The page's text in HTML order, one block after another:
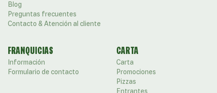
Blog
Preguntas frecuentes
Contacto & Atención al cliente
FRANQUICIAS
Información
Formulario de contacto
CARTA
Carta
Promociones
Pizzas
Entrantes